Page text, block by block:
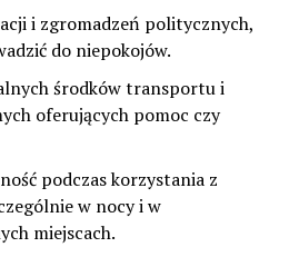
i zgromadzeń politycznych,
do niepokojów.
środków transportu i
oferujących pomoc czy
podczas korzystania z
w nocy i w
miejscach.